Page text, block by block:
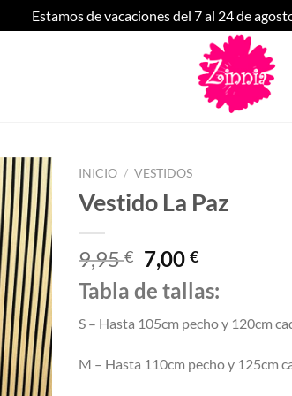
Estamos de vacaciones del 7 al 24 de
Añadir
a la
lista
de
deseos
INICIO / VESTIDOS
Vestido La Paz
9,95€ El
precio
original
era:
7,00€El
actual
es:
Tabla de tallas:
S – Hasta 105cm pecho y 120cm
M – Hasta 110cm pecho y 125cm